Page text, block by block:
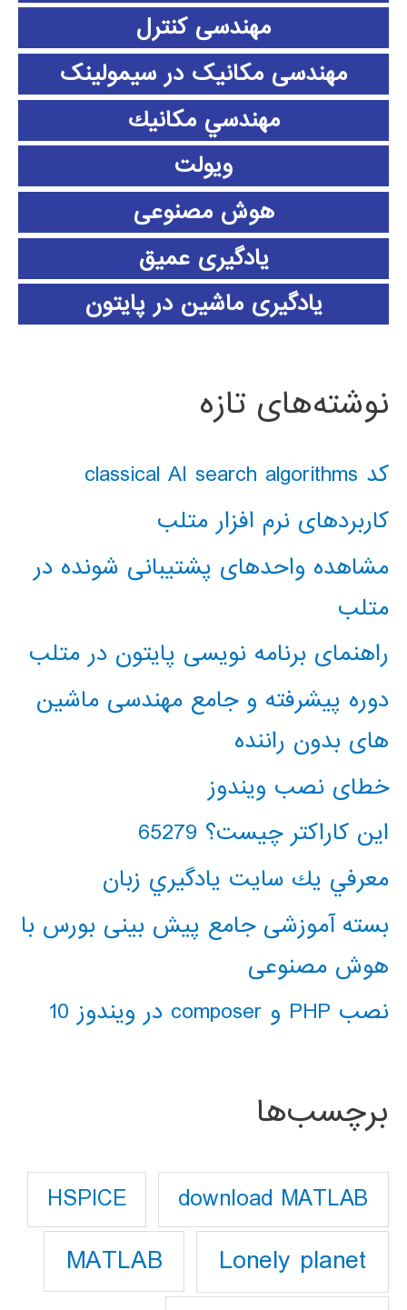
مهندسی کنترل
مهندسی مکانیک در سیمولینک
مهندسي مكانيك
ویولت
هوش مصنوعی
یادگیری عمیق
یادگیری ماشین در پایتون
نوشته‌های تازه
کد classical AI search algorithms
کاربردهای نرم افزار متلب
مشاهده واحدهای پشتیبانی شونده در
متلب
راهنمای برنامه نویسی پایتون در متلب
دوره پیشرفته و جامع مهندسی ماشین
های بدون راننده
خطای نصب ویندوز
این کاراکتر چیست؟ 65279
معرفي يك سايت يادگيري زبان
بسته آموزشی جامع پیش بینی بورس با
هوش مصنوعی
نصب PHP و composer در ویندوز 10
برچسب‌ها
download MATLAB
HSPICE
Lonely planet
MATLAB